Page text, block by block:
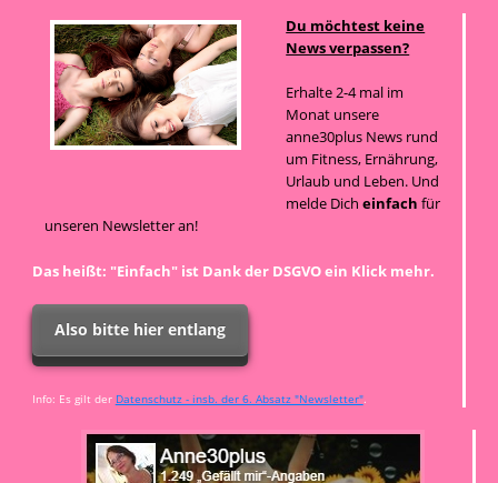
Du möchtest keine
News verpassen?
Erhalte 2-4 mal im
Monat unsere
anne30plus News rund
um Fitness, Ernährung,
Urlaub und Leben. Und
melde Dicheinfach für
unseren Newsletter an!
Das heißt: "Einfach" ist Dank der DSGVO ein Klick mehr.
Also bitte hier entlang
Info: Es gilt der Datenschutz - insb. der 6. Absatz "Newsletter".